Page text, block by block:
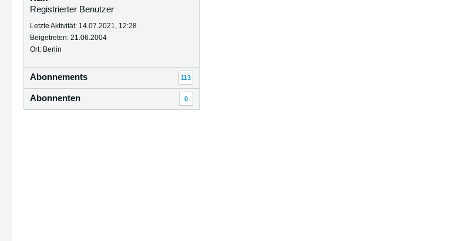
Registrierter Benutzer
Letzte Aktivität: 14.07.2021, 12:28
Beigetreten: 21.06.2004
Ort: Berlin
Abonnements 113
Abonnenten 0